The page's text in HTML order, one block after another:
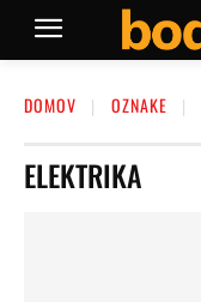
DOMOV OZNAKE
ELEKTRIKA